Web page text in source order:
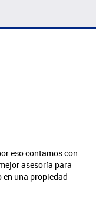
eso contamos con
asesoría para
una propiedad